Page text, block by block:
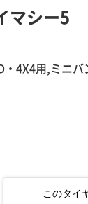
マシー5
4X4用,ミニ
このタイ